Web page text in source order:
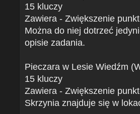
15 kluczy
Zawiera - Zwiększenie
Można do niej dotrzeć
opisie zadania.
Pieczara w Lesie Wiedźm
15 kluczy
Zawiera - Zwiększenie
Skrzynia znajduje się w